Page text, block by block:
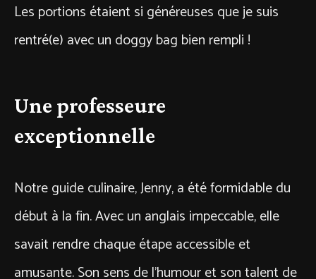
Les portions étaient si généreuses que je suis
rentré(e) avec un doggy bag bien rempli !
Une professeure
exceptionnelle
Notre guide culinaire, Jenny, a été formidable du
début à la fin. Avec un anglais impeccable, elle
savait rendre chaque étape accessible et
amusante. Son sens de l’humour et son talent de